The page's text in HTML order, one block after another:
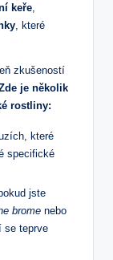
keře
, které
zkušeností
je několik
rostliny:
které
specifické
pokud jste
brome nebo
se teprve